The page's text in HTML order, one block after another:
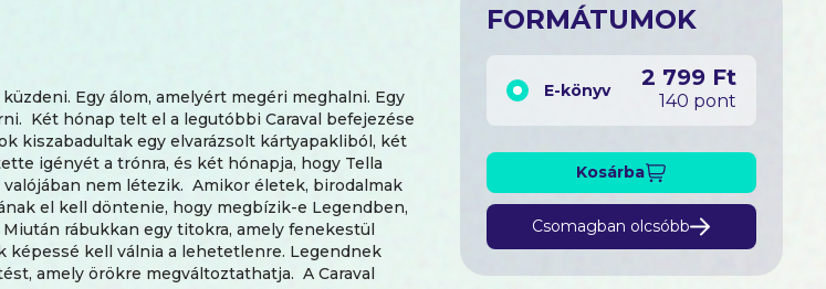
Egy álom, amelyért megéri meghalni. Egy
Két hónap telt el a legutóbbi Caraval befejezése
kiszabadultak egy elvarázsolt kártyapakliból, két
igényét a trónra, és két hónapja, hogy Tella
nem létezik. Amikor életek, birodalmak
el kell döntenie, hogy megbízik-e Legendben,
rábukkan egy titokra, amely fenekestül
képessé kell válnia a lehetetlenre. Legendnek
amely örökre megváltoztathatja. A Caraval
FORMÁTUMOK
E-könyv 2 799 Ft
140 pont
Kosárba
Csomagban olcsóbb